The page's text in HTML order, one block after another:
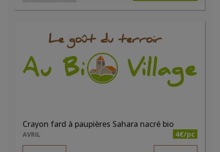
Crayon fard à paupières Sahara nacré bio
AVRIL 4€/pc